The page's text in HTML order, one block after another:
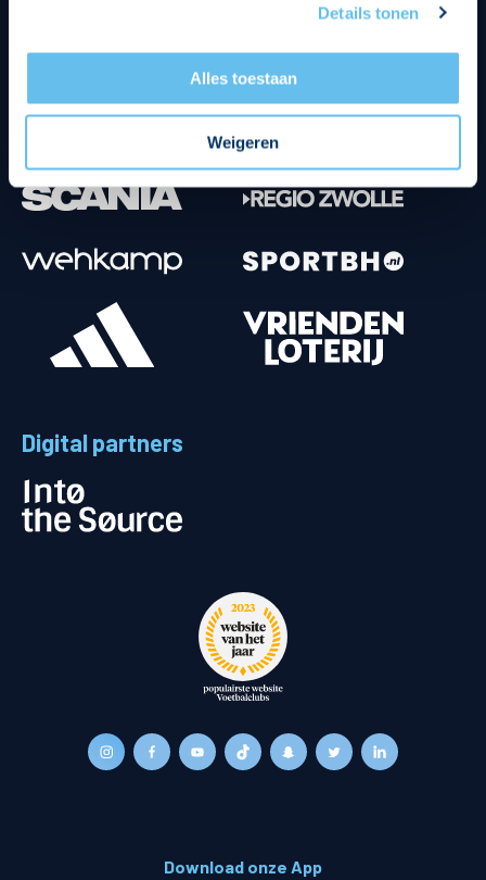
Details tonen
Alles toestaan
Weigeren
Digital partners
Download onze App